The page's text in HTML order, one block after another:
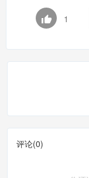
1
评论(0)